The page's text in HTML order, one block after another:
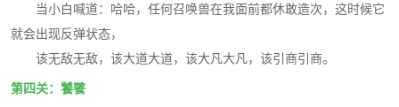
当小白喊道：哈哈，任何召唤兽在我面前都休敢造次，这时候它
就会出现反弹状态，
该无敌无敌，该大道大道，该大凡大凡，该引商引商。
第四关：饕餮